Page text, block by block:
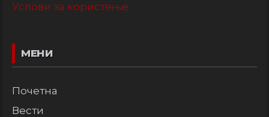
Услови за користење.
МЕНИ
Почетна
Вести